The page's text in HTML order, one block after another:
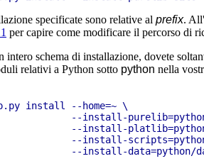
specificate sono relative al prefix.
per capire come modificare il percorso di
intero schema di installazione, dovete
relativi a Python sotto python nella
install --home=~ \
--install-
--install-
--install-